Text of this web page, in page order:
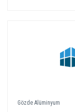
Gözde Alüminyum